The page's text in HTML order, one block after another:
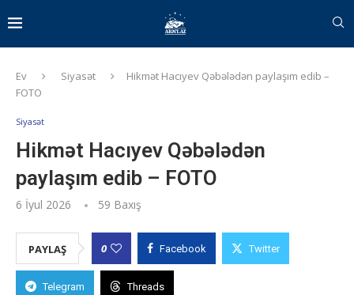
Ev Siyasət
Hikmət Hacıyev Qəbələdən paylaşım edib –
FOTO
Siyasət
Hikmət Hacıyev Qəbələdən
paylaşım edib – FOTO
6 İyul 2026 59 Baxış
PAYLAŞ 0 Facebook Twitter
Telegram Threads